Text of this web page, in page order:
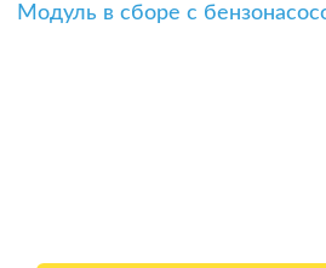
Модуль в сборе с